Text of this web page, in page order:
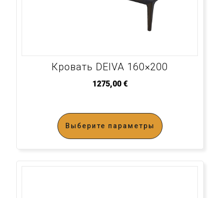
Кровать DEIVA 160×200
1275,00 €
Выберите параметры